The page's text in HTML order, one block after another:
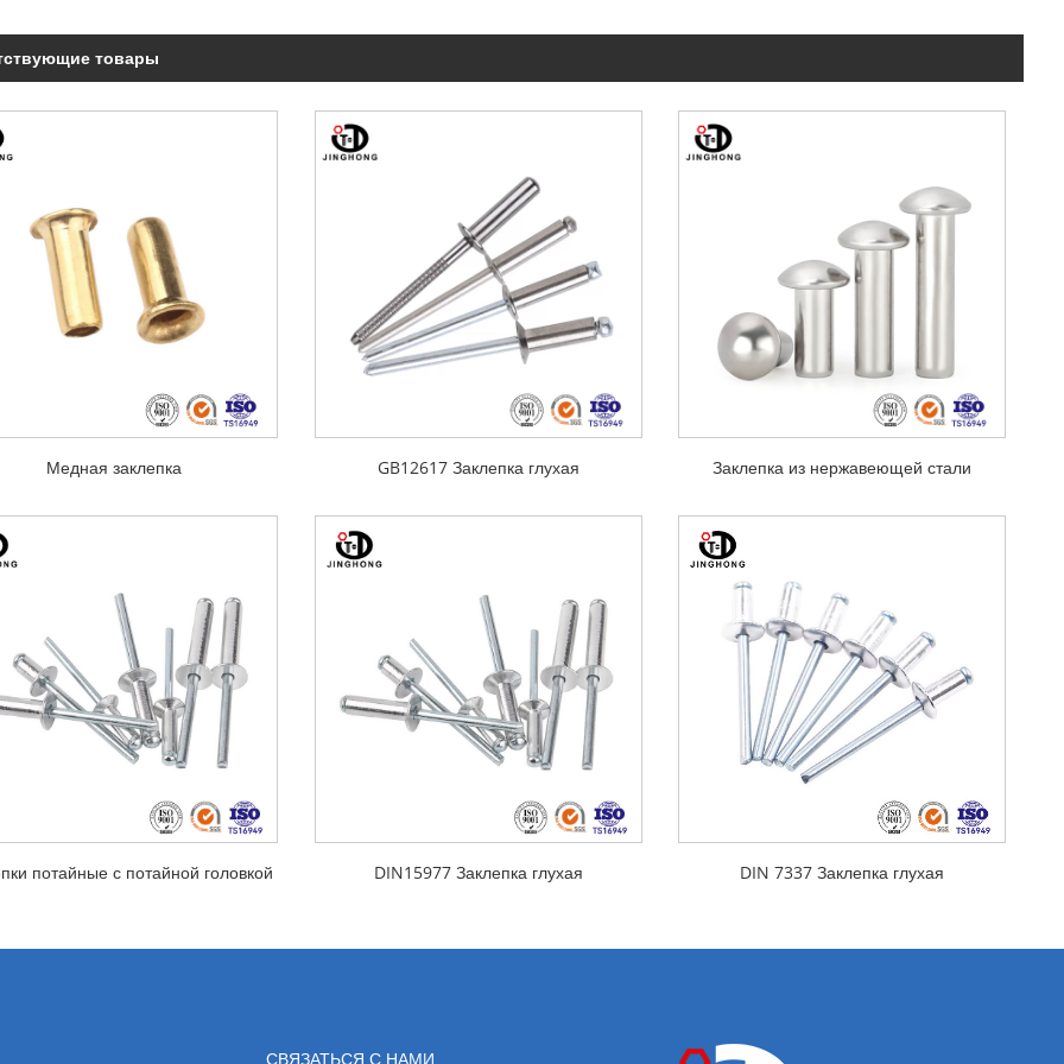
товары
Медная заклепка GB12617 Заклепка глухая Заклепка из нержавеющей стали
потайные с потайной головкой DIN15977 Заклепка глухая DIN 7337 Заклепка глухая
СВЯЗАТЬСЯ С НАМИ